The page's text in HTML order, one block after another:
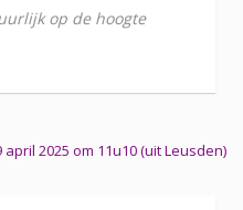
op de hoogte
2025 om 11u10 (uit Leusden)